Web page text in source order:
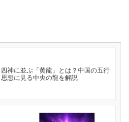
四神に並ぶ「黄龍」とは？中国の五行
思想に見る中央の龍を解説